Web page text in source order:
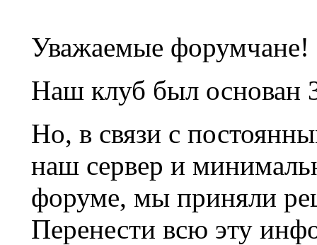
Уважаемые форумчане!
Наш клуб был основан
Но, в связи с
наш сервер и
форуме, мы приняли
Перенести всю эту